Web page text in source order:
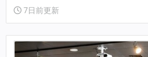
7日前更新